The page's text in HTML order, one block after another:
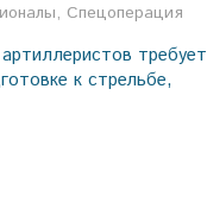
, Спецоперация
требует
к стрельбе,